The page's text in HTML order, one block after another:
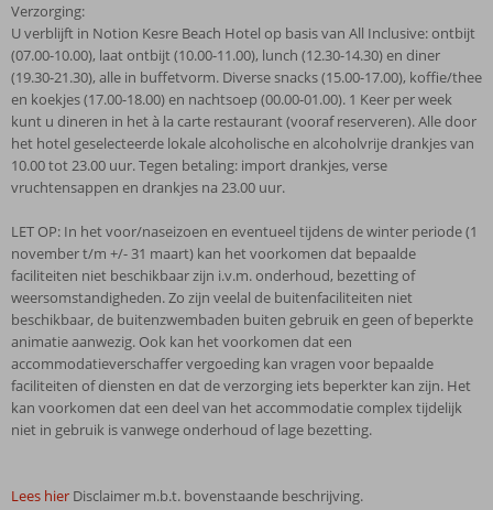
Verzorging:
U verblijft in Notion Kesre Beach Hotel op basis van All Inclusive: ontbijt
(07.00-10.00), laat ontbijt (10.00-11.00), lunch (12.30-14.30) en diner
(19.30-21.30), alle in buffetvorm. Diverse snacks (15.00-17.00), koffie/thee
en koekjes (17.00-18.00) en nachtsoep (00.00-01.00). 1 Keer per week
kunt u dineren in het à la carte restaurant (vooraf reserveren). Alle door
het hotel geselecteerde lokale alcoholische en alcoholvrije drankjes van
10.00 tot 23.00 uur. Tegen betaling: import drankjes, verse
vruchtensappen en drankjes na 23.00 uur.
LET OP: In het voor/naseizoen en eventueel tijdens de winter periode (1
november t/m +/- 31 maart) kan het voorkomen dat bepaalde
faciliteiten niet beschikbaar zijn i.v.m. onderhoud, bezetting of
weersomstandigheden. Zo zijn veelal de buitenfaciliteiten niet
beschikbaar, de buitenzwembaden buiten gebruik en geen of beperkte
animatie aanwezig. Ook kan het voorkomen dat een
accommodatieverschaffer vergoeding kan vragen voor bepaalde
faciliteiten of diensten en dat de verzorging iets beperkter kan zijn. Het
kan voorkomen dat een deel van het accommodatie complex tijdelijk
niet in gebruik is vanwege onderhoud of lage bezetting.
Lees hier Disclaimer m.b.t. bovenstaande beschrijving.